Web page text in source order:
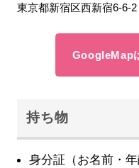
東京都新宿区西新宿6-6-2
GoogleMap
持ち物
身分証（お名前・